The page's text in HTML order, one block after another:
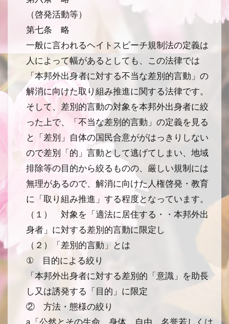
（啓発活動等）
第七条 略
一般に言われるヘイトスピーチ規制法の定義は
人によって幅があるとしても、この法律では
「本邦外出身者に対する不当な差別的言動」の
解消に向けた取り組み推進に関する法律です。
そして、差別的言動の対象を本邦外出身者に絞
った上で、「不当な差別的言動」の定義を見る
と「差別」自体の国民合意ががはっきりしない
ので差別「的」言動として逃げてしまい、地域
排除等の目的から絞るものの、厳しい規制には
無理があるので、解消に向けた人権啓発・教育
に「取り組み推進」する程度となっています。
（１） 対象を「適法に居住する・・本邦外出
身者」に対する差別的言動に限定し
（２）「差別的言動」とは
① 目的による絞り
「本邦外出身者に対する差別的「意識」を助長
し又は誘発する「目的」に限定
② 方法・態様の絞り